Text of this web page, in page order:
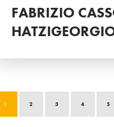
FABRIZIO
1 2 3 4 5